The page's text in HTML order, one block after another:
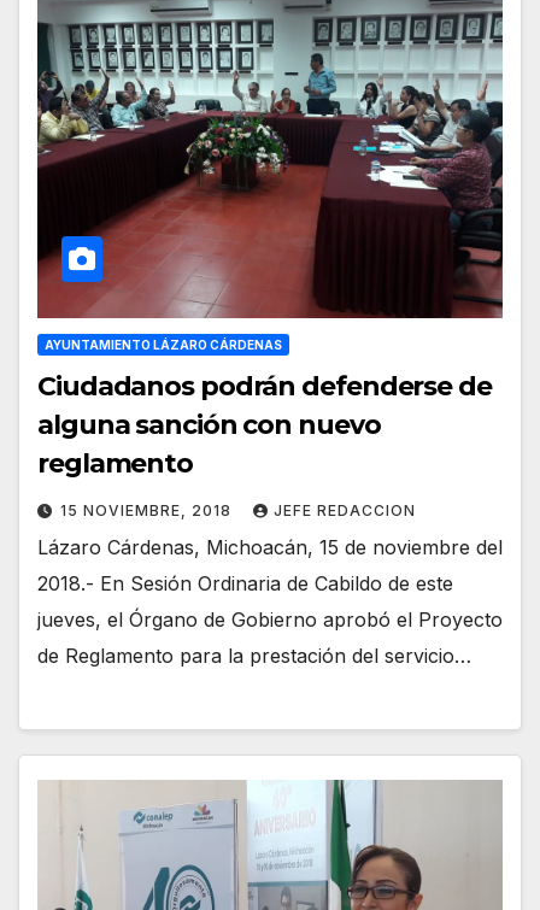
AYUNTAMIENTO LÁZARO CÁRDENAS
Ciudadanos podrán defenderse de
alguna sanción con nuevo
reglamento
15 NOVIEMBRE, 2018 JEFE REDACCION
Lázaro Cárdenas, Michoacán, 15 de noviembre del
2018.- En Sesión Ordinaria de Cabildo de este
jueves, el Órgano de Gobierno aprobó el Proyecto
de Reglamento para la prestación del servicio…